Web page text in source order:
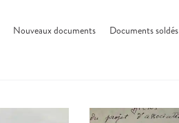
Nouveaux documents
Documents soldés